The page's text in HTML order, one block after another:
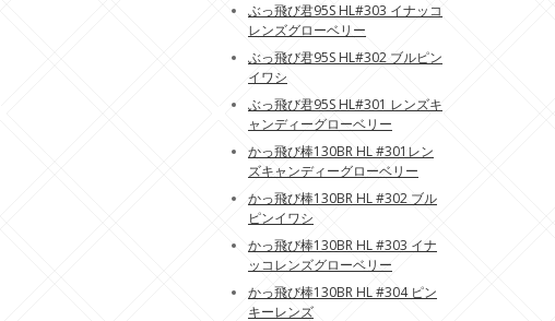
ぶっ飛び君95S HL#303 イナッコ
レンズグローベリー
ぶっ飛び君95S HL#302 ブルピン
イワシ
ぶっ飛び君95S HL#301 レンズキ
ャンディーグローベリー
かっ飛び棒130BR HL #301レン
ズキャンディーグローベリー
かっ飛び棒130BR HL #302 ブル
ピンイワシ
かっ飛び棒130BR HL #303 イナ
ッコレンズグローベリー
かっ飛び棒130BR HL #304 ピン
キーレンズ